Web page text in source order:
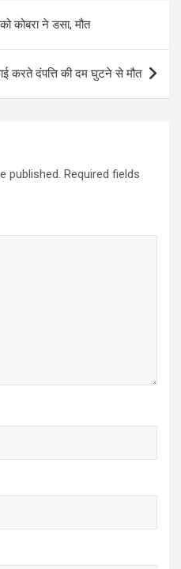
कोबरा ने डसा, मौत
करते दंपत्ति की दम घुटने से मौत
published. Required fields